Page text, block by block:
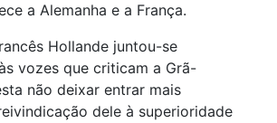
a Alemanha e a França.
Hollande juntou-se
vozes que criticam a Grã-
não deixar entrar mais
dele à superioridade